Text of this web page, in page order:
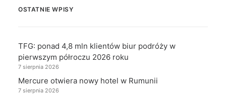
OSTATNIE WPISY
TFG: ponad 4,8 mln klientów biur podróży w
pierwszym półroczu 2026 roku
7 sierpnia 2026
Mercure otwiera nowy hotel w Rumunii
7 sierpnia 2026